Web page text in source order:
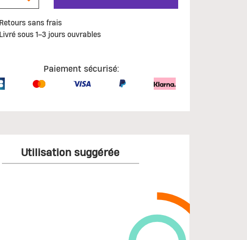
Retours sans frais
Livré sous 1–3 jours ouvrables
Paiement sécurisé:
Utilisation suggérée